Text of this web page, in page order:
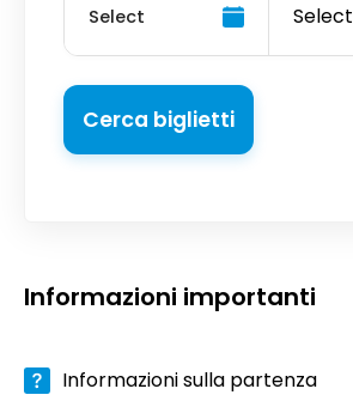
Select Select
Cerca biglietti
Informazioni importanti
Informazioni sulla partenza